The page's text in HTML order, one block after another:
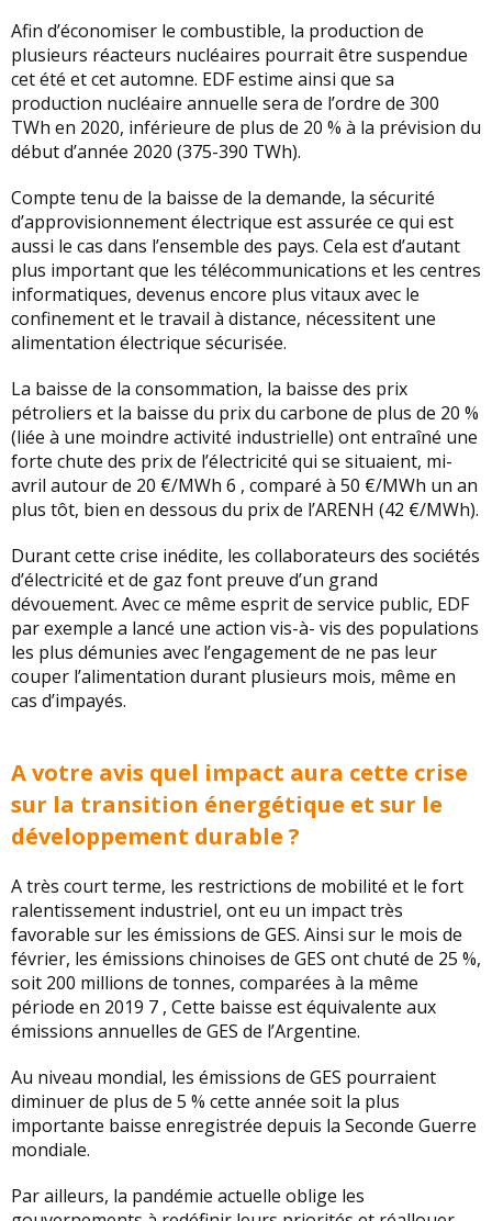
Afin d’économiser le combustible, la production de
plusieurs réacteurs nucléaires pourrait être suspendue
cet été et cet automne. EDF estime ainsi que sa
production nucléaire annuelle sera de l’ordre de 300
TWh en 2020, inférieure de plus de 20 % à la prévision du
début d’année 2020 (375-390 TWh).
Compte tenu de la baisse de la demande, la sécurité
d’approvisionnement électrique est assurée ce qui est
aussi le cas dans l’ensemble des pays. Cela est d’autant
plus important que les télécommunications et les centres
informatiques, devenus encore plus vitaux avec le
confinement et le travail à distance, nécessitent une
alimentation électrique sécurisée.
La baisse de la consommation, la baisse des prix
pétroliers et la baisse du prix du carbone de plus de 20 %
(liée à une moindre activité industrielle) ont entraîné une
forte chute des prix de l’électricité qui se situaient, mi-
avril autour de 20 €/MWh 6 , comparé à 50 €/MWh un an
plus tôt, bien en dessous du prix de l’ARENH (42 €/MWh).
Durant cette crise inédite, les collaborateurs des sociétés
d’électricité et de gaz font preuve d’un grand
dévouement. Avec ce même esprit de service public, EDF
par exemple a lancé une action vis-à- vis des populations
les plus démunies avec l’engagement de ne pas leur
couper l’alimentation durant plusieurs mois, même en
cas d’impayés.
A votre avis quel impact aura cette crise
sur la transition énergétique et sur le
développement durable ?
A très court terme, les restrictions de mobilité et le fort
ralentissement industriel, ont eu un impact très
favorable sur les émissions de GES. Ainsi sur le mois de
février, les émissions chinoises de GES ont chuté de 25 %,
soit 200 millions de tonnes, comparées à la même
période en 2019 7 , Cette baisse est équivalente aux
émissions annuelles de GES de l’Argentine.
Au niveau mondial, les émissions de GES pourraient
diminuer de plus de 5 % cette année soit la plus
importante baisse enregistrée depuis la Seconde Guerre
mondiale.
Par ailleurs, la pandémie actuelle oblige les